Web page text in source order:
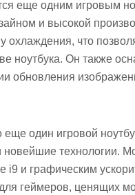
еще одним игровым
и высокой
охлаждения, что
ноутбука. Он также
обновления
еще один игровой
новейшие технологии.
i9 и графическим
геймеров, ценящих